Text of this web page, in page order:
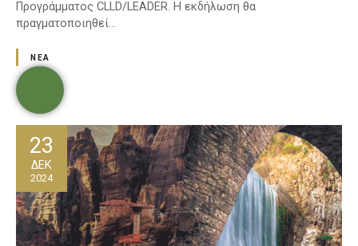
Προγράμματος CLLD/LEADER. Η εκδήλωση θα
πραγματοποιηθεί…
ΝΈΑ
23
ΔΕΚ
2024